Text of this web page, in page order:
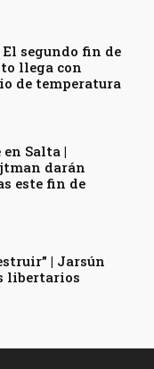
segundo fin de
llega con
de temperatura
en Salta |
darán
este fin de
| Jarsún
libertarios